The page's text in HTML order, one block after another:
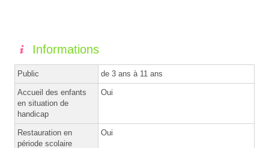
Informations
Public de 3 ans à 11 ans
Accueil des enfants
en situation de
handicap
Oui
Restauration en
période scolaire
Oui